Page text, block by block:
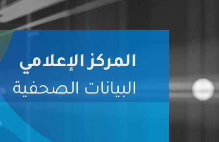
المركز الإعلامي
البيانات الصحفية